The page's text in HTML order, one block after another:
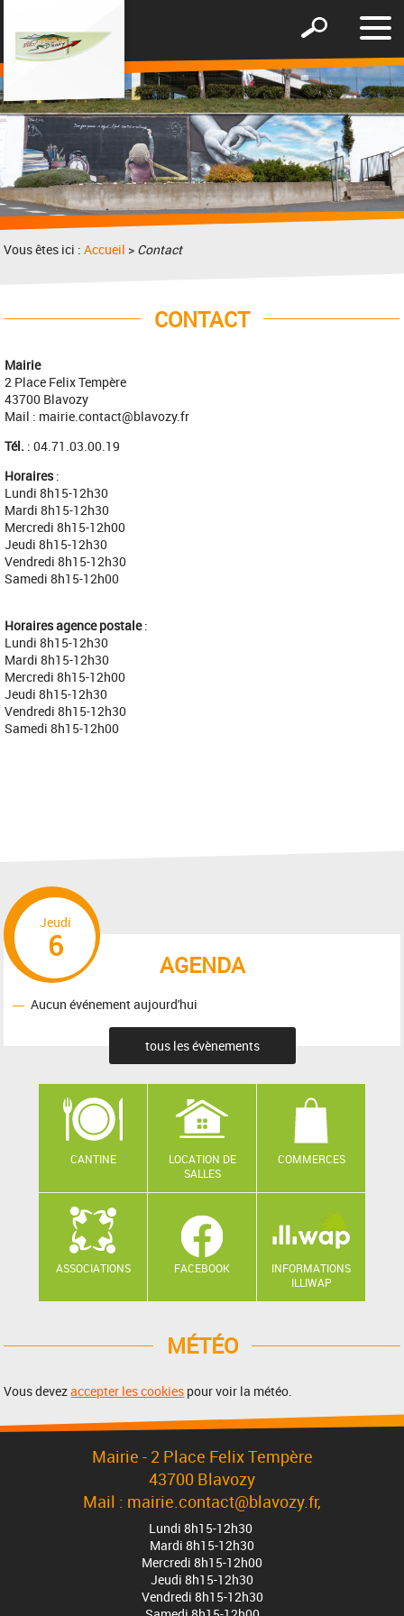
le
Afficher
formulaire
de
recherche
Vous êtes ici :Accueil > Contact
CONTACT
Mairie
2 Place Felix Tempère
43700 Blavozy
Mail : mairie.contact@blavozy.fr
Tél. : 04.71.03.00.19
Horaires:
Lundi 8h15-12h30
Mardi 8h15-12h30
Mercredi 8h15-12h00
Jeudi 8h15-12h30
Vendredi 8h15-12h30
Samedi 8h15-12h00
Horaires agence postale:
Lundi 8h15-12h30
Mardi 8h15-12h30
Mercredi 8h15-12h00
Jeudi 8h15-12h30
Vendredi 8h15-12h30
Samedi 8h15-12h00
AGENDA
Jeudi
6
Aucun événement aujourd'hui
tous les évènements
CANTINE
LOCATION DE
SALLES
COMMERCES
ASSOCIATIONS FACEBOOK
INFORMATIONS
ILLIWAP
MÉTÉO
Vous devezaccepter les cookies pour voir la météo.
Mairie - 2 Place Felix Tempère
43700 Blavozy
Mail : mairie.contact@blavozy.fr,
Lundi 8h15-12h30
Mardi 8h15-12h30
Mercredi 8h15-12h00
Jeudi 8h15-12h30
Vendredi 8h15-12h30